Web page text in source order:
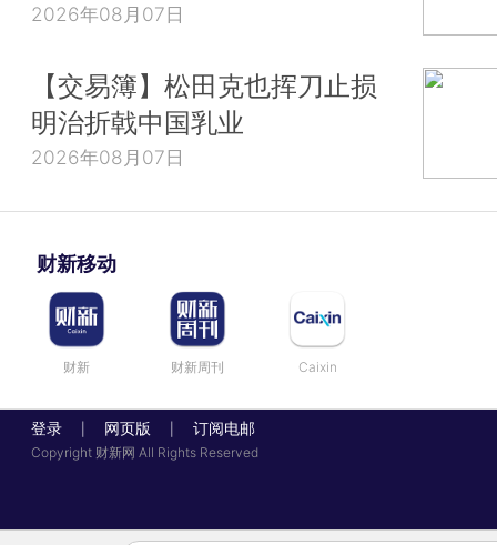
2026年08月07日
【交易簿】松田克也挥刀止损
明治折戟中国乳业
2026年08月07日
财新移动
财新 财新周刊 Caixin
登录 网页版 订阅电邮
Copyright 财新网 All Rights Reserved